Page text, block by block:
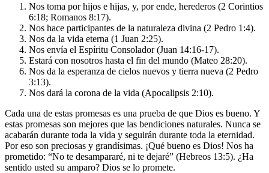
Nos toma por hijos e hijas, y, por ende, herederos (2 Corintios
6:18; Romanos 8:17).
Nos hace participantes de la naturaleza divina (2 Pedro 1:4).
Nos da la vida eterna (1 Juan 2:25).
Nos envía el Espíritu Consolador (Juan 14:16-17).
Estará con nosotros hasta el fin del mundo (Mateo 28:20).
Nos da la esperanza de cielos nuevos y tierra nueva (2 Pedro
3:13).
Nos dará la corona de la vida (Apocalipsis 2:10).
Cada una de estas promesas es una prueba de que Dios es bueno. Y
estas promesas son mejores que las bendiciones naturales. Nunca se
acabarán durante toda la vida y seguirán durante toda la eternidad.
Por eso son preciosas y grandísimas. ¡Qué bueno es Dios! Nos ha
prometido: “No te desampararé, ni te dejaré” (Hebreos 13:5). ¿Ha
sentido usted su amparo? Dios se lo promete.